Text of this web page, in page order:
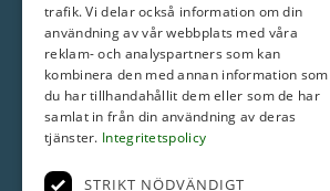
Snabblänkar
ROI Fastighetsmäkleri AB
Torngatan 44E
754 23 Uppsala
trafik. Vi delar också information om din
användning av vår webbplats med våra
reklam- och analyspartners som kan
kombinera den med annan information som
du har tillhandahållit dem eller som de har
samlat in från din användning av deras
tjänster. Integritetspolicy
STRIKT NÖDVÄNDIGT